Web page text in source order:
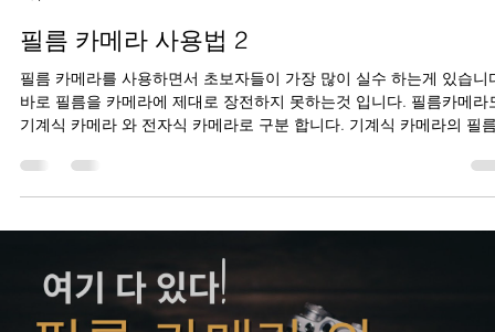
필름 카메라 사용법 2
필름 카메라를 사용하면서 초보자들이 가장 많이 실수 하는게 있습니
바로 필름을 카메라에 제대로 장전하지 못하는것 입니다. 필름카메라도
기계식 카메라 와 전자식 카메라로 구분 합니다. 기계식 카메라의 필